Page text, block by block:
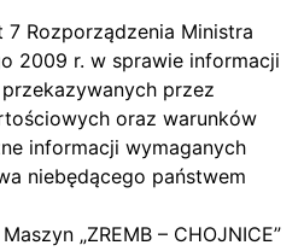
Rozporządzenia Ministra
2009 r. w sprawie informacji
przez
oraz warunków
informacji wymaganych
niebędącego państwem
„ZREMB – CHOJNICE”